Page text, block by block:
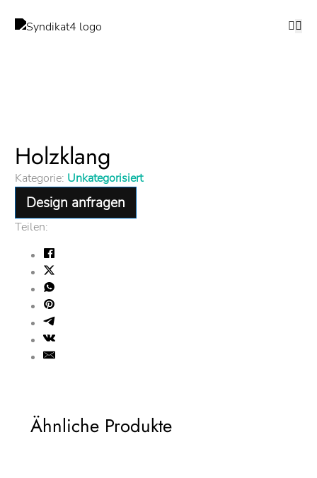
Holzklang
Kategorie: Unkategorisiert
Design anfragen
Teilen:
Ähnliche Produkte